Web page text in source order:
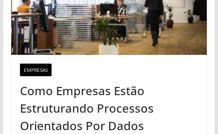
EMPRESAS
Como Empresas Estão
Estruturando Processos
Orientados Por Dados